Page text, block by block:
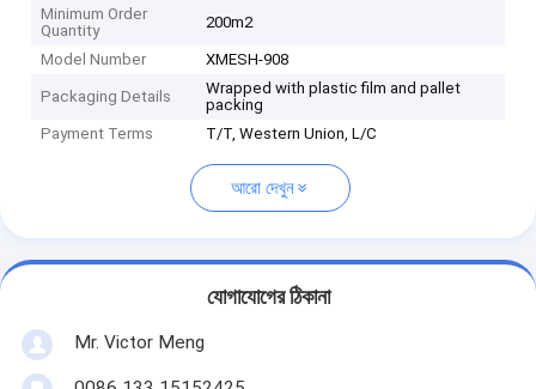
Minimum Order
Quantity
200m2
Model Number XMESH-908
Packaging Details
Wrapped with plastic film and pallet
packing
Payment Terms
T/T, Western Union, L/C
আরো দেখুন
যোগাযোগের ঠিকানা
Mr. Victor Meng